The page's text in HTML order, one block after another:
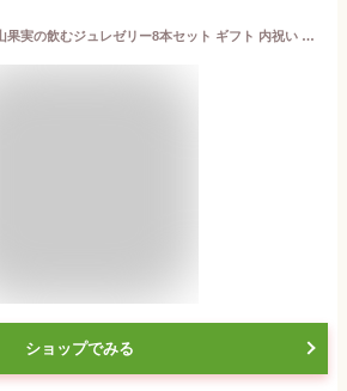
ふみこ農園 和歌山果実の飲むジュレゼリー8本セット ギフト 内祝い ご贈答 温州みかん、白桃、南高梅、じゃばら、柚子の5種類のジュレ (通常)
ショップでみる